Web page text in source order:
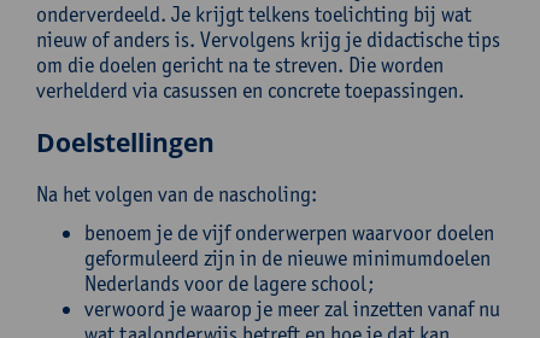
onderverdeeld. Je krijgt telkens toelichting bij wat
nieuw of anders is. Vervolgens krijg je didactische tips
om die doelen gericht na te streven. Die worden
verhelderd via casussen en concrete toepassingen.
Doelstellingen
Na het volgen van de nascholing:
benoem je de vijf onderwerpen waarvoor doelen
geformuleerd zijn in de nieuwe minimumdoelen
Nederlands voor de lagere school;
verwoord je waarop je meer zal inzetten vanaf nu